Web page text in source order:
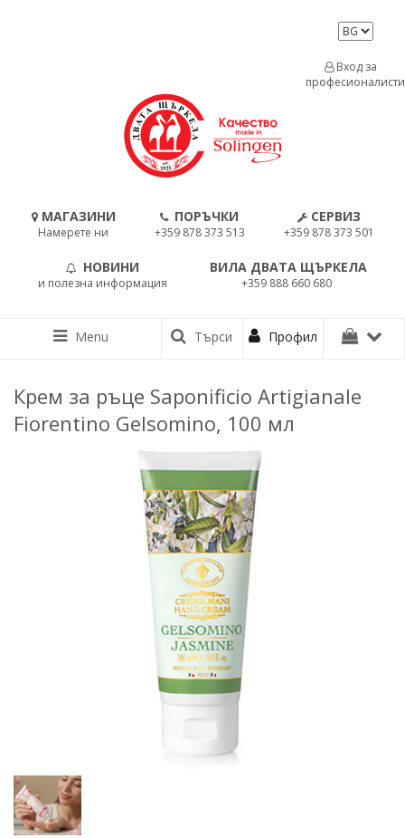
МАГАЗИНИ
Намерете ни
ПОРЪЧКИ
+359 878 373 513
СЕРВИЗ
+359 878 373 501
НОВИНИ
и полезна информация
ВИЛА ДВАТА ЩЪРКЕЛА
+359 888 660 680
Вход за
професионалисти
Menu Търси Профил
Крем за ръце Saponificio Artigianale
Fiorentino Gelsomino, 100 мл